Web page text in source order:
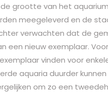
grootte van het
meegeleverd en de
verwachten dat de
een nieuw exemplaar.
vinden voor
aquaria duurder
om zo een